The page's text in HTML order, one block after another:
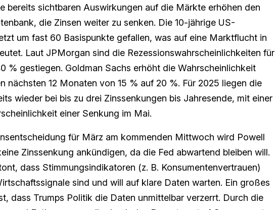
bereits sichtbaren Auswirkungen auf die Märkte erhöhen den
die Zinsen weiter zu senken. Die 10-jährige US-
um fast 60 Basispunkte gefallen, was auf eine Marktflucht in
Laut JPMorgan sind die Rezessionswahrscheinlichkeiten für
% gestiegen. Goldman Sachs erhöht die Wahrscheinlichkeit
nächsten 12 Monaten von 15 % auf 20 %. Für 2025 liegen die
wieder bei bis zu drei Zinssenkungen bis Jahresende, mit einer
einer Senkung im Mai.
für März am kommenden Mittwoch wird Powell
Zinssenkung ankündigen, da die Fed abwartend bleiben will.
dass Stimmungsindikatoren (z. B. Konsumentenvertrauen)
sind und will auf klare Daten warten. Ein großes
dass Trumps Politik die Daten unmittelbar verzerrt. Durch die